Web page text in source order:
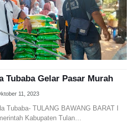
Tubaba Gelar Pasar Murah
11, 2023
Tubaba- TULANG BAWANG BARAT I
Kabupaten Tulan…